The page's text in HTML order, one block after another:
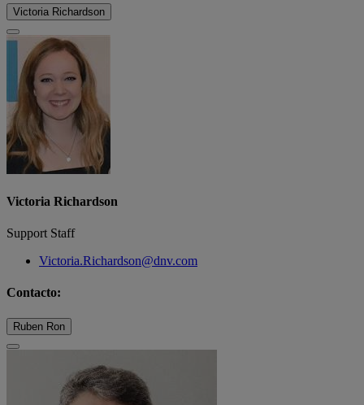
Victoria Richardson
Victoria Richardson
Support Staff
Victoria.Richardson@dnv.com
Contacto:
Ruben Ron